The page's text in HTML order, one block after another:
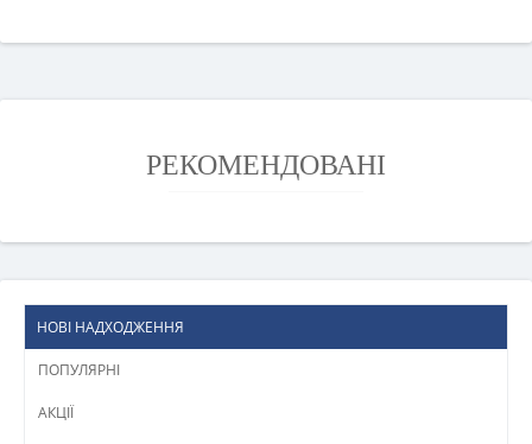
РЕКОМЕНДОВАНІ
НОВІ НАДХОДЖЕННЯ
ПОПУЛЯРНІ
АКЦІЇ